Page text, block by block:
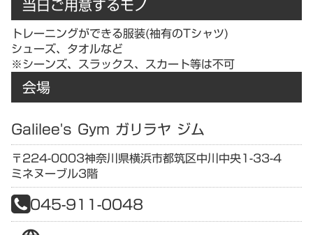
トレーニングができる服装(袖有のTシャツ)
シューズ、タオルなど
※シーンズ、スラックス、スカート等は不可
会場
Galilee's Gym ガリラヤ ジム
〒224-0003神奈川県横浜市都筑区中川中央1-33-4
ミネヌーブル3階
045-911-0048